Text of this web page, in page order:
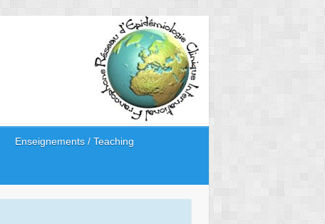
Enseignements / Teaching